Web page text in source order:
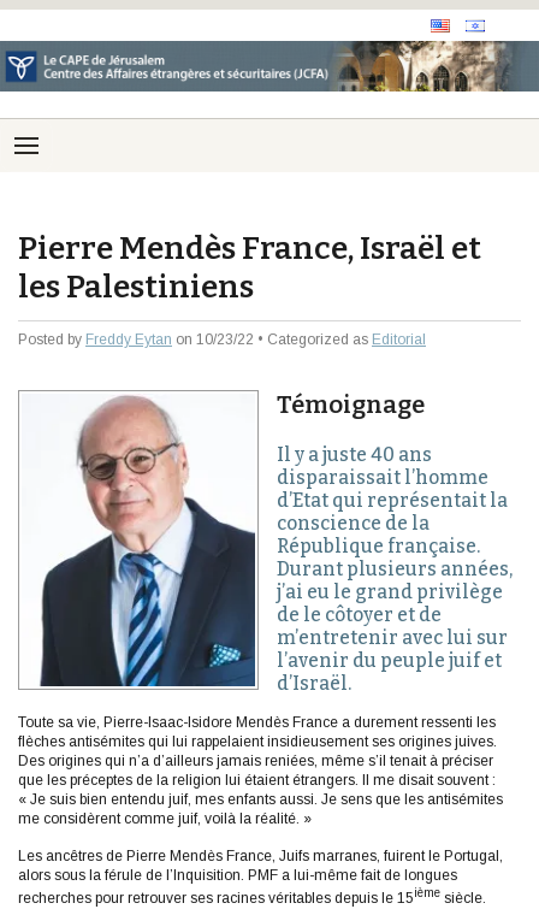
Pierre Mendès France, Israël et
les Palestiniens
Posted by Freddy Eytan on 10/23/22 • Categorized as Editorial
Témoignage
Il y a juste 40 ans
disparaissait l’homme
d’Etat qui représentait la
conscience de la
République française.
Durant plusieurs années,
j’ai eu le grand privilège
de le côtoyer et de
m’entretenir avec lui sur
l’avenir du peuple juif et
d’Israël.
Toute sa vie, Pierre-Isaac-Isidore Mendès France a durement ressenti les
flèches antisémites qui lui rappelaient insidieusement ses origines juives.
Des origines qui n’a d’ailleurs jamais reniées, même s’il tenait à préciser
que les préceptes de la religion lui étaient étrangers. Il me disait souvent :
« Je suis bien entendu juif, mes enfants aussi. Je sens que les antisémites
me considèrent comme juif, voilà la réalité. »
Les ancêtres de Pierre Mendès France, Juifs marranes, fuirent le Portugal,
alors sous la férule de l’Inquisition. PMF a lui-même fait de longues
recherches pour retrouver ses racines véritables depuis le 15ième siècle.